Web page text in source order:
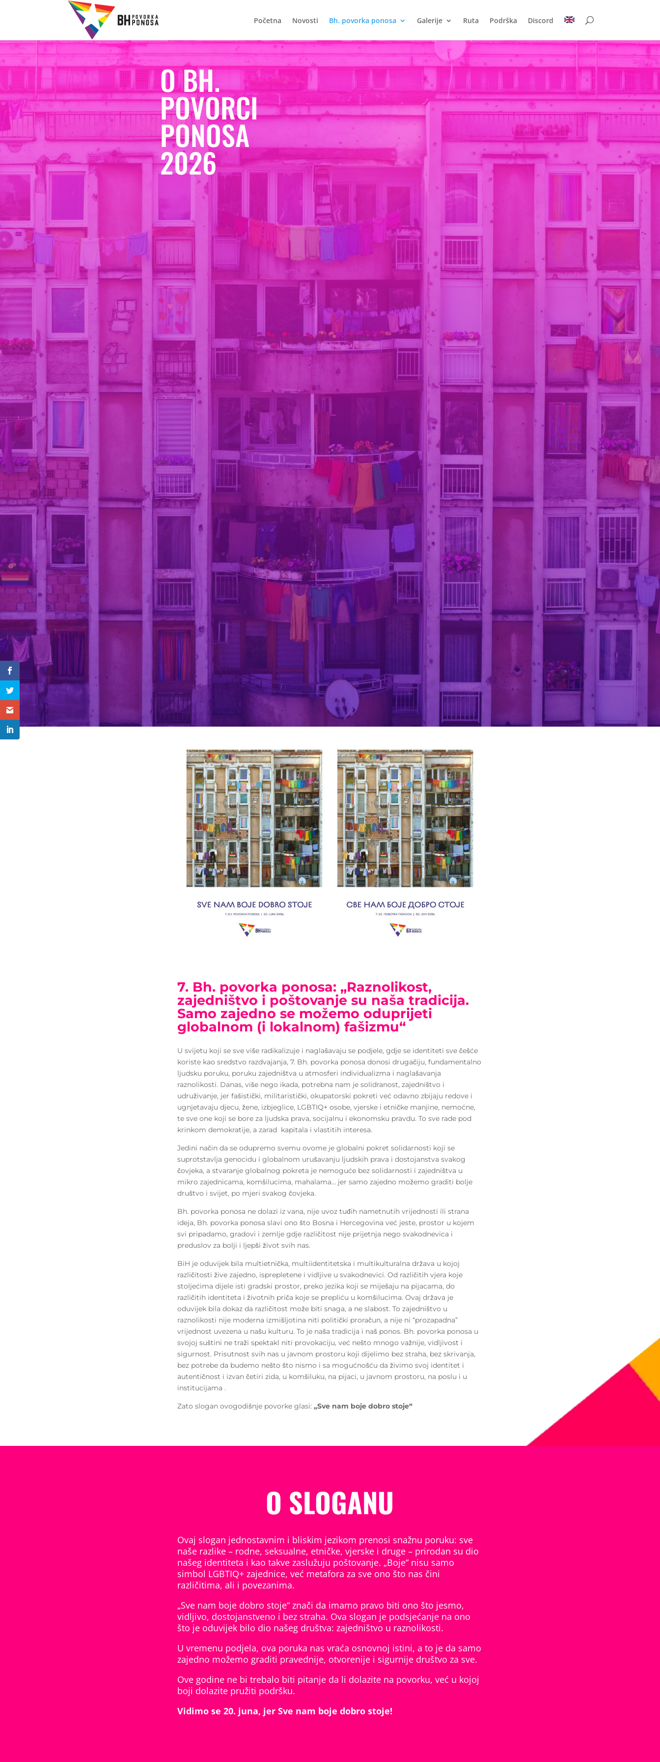
Početna Novosti Bh. povorka ponosa Galerije Ruta Podrška Discord
O BH.
POVORCI
PONOSA
2026
7. Bh. povorka ponosa: „Raznolikost,
zajedništvo i poštovanje su naša tradicija.
Samo zajedno se možemo oduprijeti
globalnom (i lokalnom) fašizmu“
U svijetu koji se sve više radikalizuje i naglašavaju se podjele, gdje se identiteti sve češće
koriste kao sredstvo razdvajanja, 7. Bh. povorka ponosa donosi drugačiju, fundamentalno
ljudsku poruku, poruku zajedništva u atmosferi individualizma i naglašavanja
raznolikosti. Danas, više nego ikada, potrebna nam je solidranost, zajedništvo i
udruživanje, jer fašistički, militaristički, okupatorski pokreti već odavno zbijaju redove i
ugnjetavaju djecu, žene, izbjeglice, LGBTIQ+ osobe, vjerske i etničke manjine, nemoćne,
te sve one koji se bore za ljudska prava, socijalnu i ekonomsku pravdu. To sve rade pod
krinkom demokratije, a zarad kapitala i vlastitih interesa.
Jedini način da se odupremo svemu ovome je globalni pokret solidarnosti koji se
suprotstavlja genocidu i globalnom urušavanju ljudskih prava i dostojanstva svakog
čovjeka, a stvaranje globalnog pokreta je nemoguće bez solidarnosti i zajedništva u
mikro zajednicama, komšilucima, mahalama… jer samo zajedno možemo graditi bolje
društvo i svijet, po mjeri svakog čovjeka.
Bh. povorka ponosa ne dolazi iz vana, nije uvoz tuđih nametnutih vrijednosti ili strana
ideja, Bh. povorka ponosa slavi ono što Bosna i Hercegovina već jeste, prostor u kojem
svi pripadamo, gradovi i zemlje gdje različitost nije prijetnja nego svakodnevica i
preduslov za bolji i ljepši život svih nas.
BiH je oduvijek bila multietnička, multiidentitetska i multikulturalna država u kojoj
različitosti žive zajedno, isprepletene i vidljive u svakodnevici. Od različitih vjera koje
stoljećima dijele isti gradski prostor, preko jezika koji se miješaju na pijacama, do
različitih identiteta i životnih priča koje se prepliću u komšilucima. Ovaj država je
oduvijek bila dokaz da različitost može biti snaga, a ne slabost. To zajedništvo u
raznolikosti nije moderna izmišljotina niti politički proračun, a nije ni “prozapadna”
vrijednost uvezena u našu kulturu. To je naša tradicija i naš ponos. Bh. povorka ponosa u
svojoj suštini ne traži spektakl niti provokaciju, već nešto mnogo važnije, vidljivost i
sigurnost. Prisutnost svih nas u javnom prostoru koji dijelimo bez straha, bez skrivanja,
bez potrebe da budemo nešto što nismo i sa mogućnošću da živimo svoj identitet i
autentičnost i izvan četiri zida, u komšiluku, na pijaci, u javnom prostoru, na poslu i u
institucijama .
Zato slogan ovogodišnje povorke glasi:„Sve nam boje dobro stoje“
O SLOGANU
Ovaj slogan jednostavnim i bliskim jezikom prenosi snažnu poruku: sve
naše razlike – rodne, seksualne, etničke, vjerske i druge – prirodan su dio
našeg identiteta i kao takve zaslužuju poštovanje. „Boje“ nisu samo
simbol LGBTIQ+ zajednice, već metafora za sve ono što nas čini
različitima, ali i povezanima.
„Sve nam boje dobro stoje“ znači da imamo pravo biti ono što jesmo,
vidljivo, dostojanstveno i bez straha. Ova slogan je podsjećanje na ono
što je oduvijek bilo dio našeg društva: zajedništvo u raznolikosti.
U vremenu podjela, ova poruka nas vraća osnovnoj istini, a to je da samo
zajedno možemo graditi pravednije, otvorenije i sigurnije društvo za sve.
Ove godine ne bi trebalo biti pitanje da li dolazite na povorku, već u kojoj
boji dolazite pružiti podršku.
Vidimo se 20. juna, jer Sve nam boje dobro stoje!